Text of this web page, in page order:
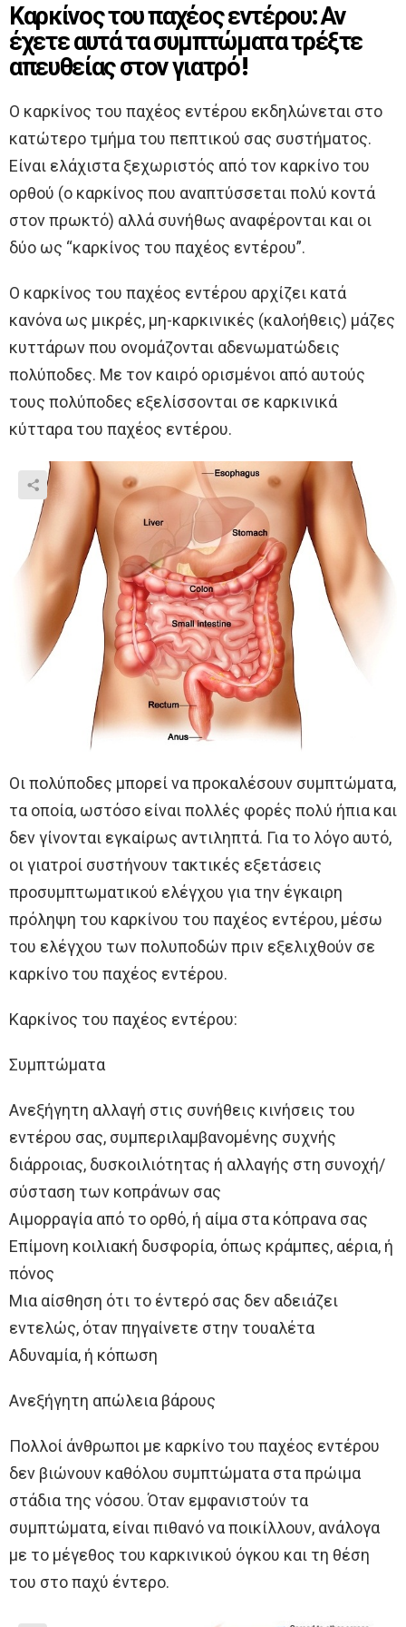
Καρκίνος του παχέος εντέρου: Αν
έχετε αυτά τα συμπτώματα τρέξτε
απευθείας στον γιατρό!
Ο καρκίνος του παχέος εντέρου εκδηλώνεται στο
κατώτερο τμήμα του πεπτικού σας συστήματος.
Είναι ελάχιστα ξεχωριστός από τον καρκίνο του
ορθού (ο καρκίνος που αναπτύσσεται πολύ κοντά
στον πρωκτό) αλλά συνήθως αναφέρονται και οι
δύο ως “καρκίνος του παχέος εντέρου”.
Ο καρκίνος του παχέος εντέρου αρχίζει κατά
κανόνα ως μικρές, μη-καρκινικές (καλοήθεις) μάζες
κυττάρων που ονομάζονται αδενωματώδεις
πολύποδες. Με τον καιρό ορισμένοι από αυτούς
τους πολύποδες εξελίσσονται σε καρκινικά
κύτταρα του παχέος εντέρου.
Οι πολύποδες μπορεί να προκαλέσουν συμπτώματα,
τα οποία, ωστόσο είναι πολλές φορές πολύ ήπια και
δεν γίνονται εγκαίρως αντιληπτά. Για το λόγο αυτό,
οι γιατροί συστήνουν τακτικές εξετάσεις
προσυμπτωματικού ελέγχου για την έγκαιρη
πρόληψη του καρκίνου του παχέος εντέρου, μέσω
του ελέγχου των πολυποδών πριν εξελιχθούν σε
καρκίνο του παχέος εντέρου.
Καρκίνος του παχέος εντέρου:
Συμπτώματα
Ανεξήγητη αλλαγή στις συνήθεις κινήσεις του
εντέρου σας, συμπεριλαμβανομένης συχνής
διάρροιας, δυσκοιλιότητας ή αλλαγής στη συνοχή/
σύσταση των κοπράνων σας
Αιμορραγία από το ορθό, ή αίμα στα κόπρανα σας
Επίμονη κοιλιακή δυσφορία, όπως κράμπες, αέρια, ή
πόνος
Μια αίσθηση ότι το έντερό σας δεν αδειάζει
εντελώς, όταν πηγαίνετε στην τουαλέτα
Αδυναμία, ή κόπωση
Ανεξήγητη απώλεια βάρους
Πολλοί άνθρωποι με καρκίνο του παχέος εντέρου
δεν βιώνουν καθόλου συμπτώματα στα πρώιμα
στάδια της νόσου. Όταν εμφανιστούν τα
συμπτώματα, είναι πιθανό να ποικίλλουν, ανάλογα
με το μέγεθος του καρκινικού όγκου και τη θέση
του στο παχύ έντερο.